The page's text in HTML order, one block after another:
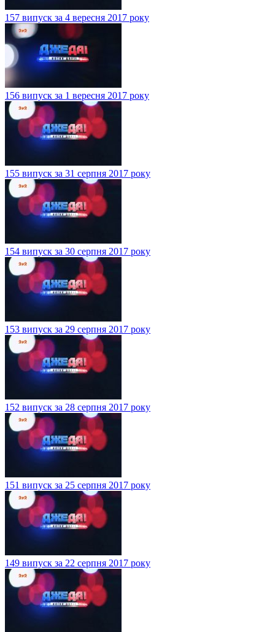
157 випуск за 4 вересня 2017 року
156 випуск за 1 вересня 2017 року
155 випуск за 31 серпня 2017 року
154 випуск за 30 серпня 2017 року
153 випуск за 29 серпня 2017 року
152 випуск за 28 серпня 2017 року
151 випуск за 25 серпня 2017 року
149 випуск за 22 серпня 2017 року